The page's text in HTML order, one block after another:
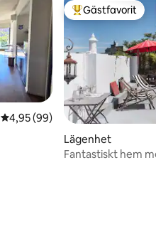
4,95 av 5 i genomsnittligt betyg,
4,95 (99)
Populär
Gästfavorit
Lägenhet
Fantastiskt hem